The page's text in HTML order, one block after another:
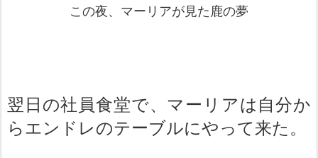
この夜、マーリアが見た鹿の夢
翌日の社員食堂で、マーリアは自分か
らエンドレのテーブルにやって来た。